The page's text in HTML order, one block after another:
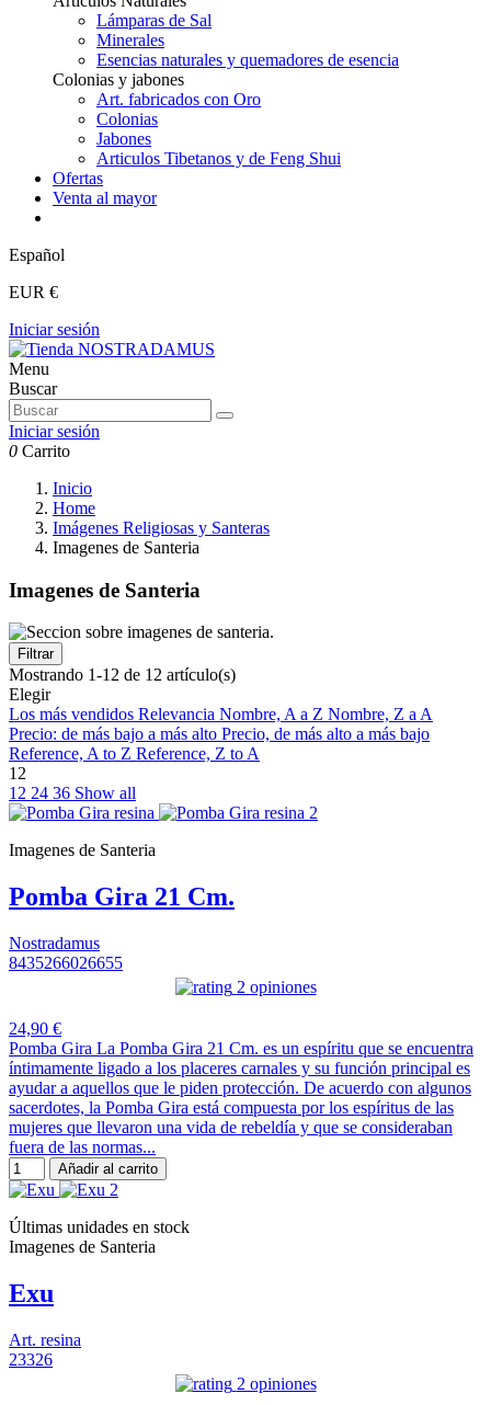
Lámparas de Sal
Minerales
Esencias naturales y quemadores de esencia
Colonias y jabones
Art. fabricados con Oro
Colonias
Jabones
Articulos Tibetanos y de Feng Shui
Ofertas
Venta al mayor
Español
EUR €
Iniciar sesión
Menu
Buscar
Iniciar sesión
0 Carrito
Inicio
Home
Imágenes Religiosas y Santeras
Imagenes de Santeria
Imagenes de Santeria
Filtrar
Mostrando 1-12 de 12 artículo(s)
Elegir
Los más vendidos Relevancia Nombre, A a Z Nombre, Z a A
Precio: de más bajo a más alto Precio, de más alto a más bajo
Reference, A to Z Reference, Z to A
12
12 24 36 Show all
Imagenes de Santeria
Pomba Gira 21 Cm.
Nostradamus
8435266026655
2 opiniones
24,90 €
Pomba Gira La Pomba Gira 21 Cm. es un espíritu que se encuentra
íntimamente ligado a los placeres carnales y su función principal es
ayudar a aquellos que le piden protección. De acuerdo con algunos
sacerdotes, la Pomba Gira está compuesta por los espíritus de las
mujeres que llevaron una vida de rebeldía y que se consideraban
fuera de las normas...
Añadir al carrito
Últimas unidades en stock
Imagenes de Santeria
Exu
Art. resina
23326
2 opiniones